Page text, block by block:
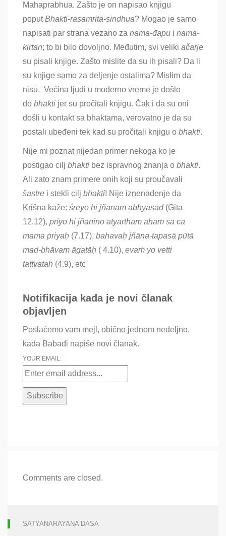
Mahaprabhua. Zašto je on napisao knjigu
poput Bhakti-rasamrita-sindhua? Mogao je samo
napisati par strana vezano za nama-đapu i nama-
kirtan; to bi bilo dovoljno. Međutim, svi veliki ačarje
su pisali knjige. Zašto mislite da su ih pisali? Da li
su knjige samo za deljenje ostalima? Mislim da
nisu. Većina ljudi u moderno vreme je došlo
do bhakti jer su pročitali knjigu. Čak i da su oni
došli u kontakt sa bhaktama, verovatno je da su
postali ubeđeni tek kad su pročitali knjigu o bhakti.
Nije mi poznat nijedan primer nekoga ko je
postigao cilj bhakti bez ispravnog znanja o bhakti.
Ali zato znam primere onih koji su proučavali
šastre i stekli cilj bhakti! Nije iznenađenje da
Krišna kaže: śreyo hi jñānam abhyāsād (Gita
12.12), priyo hi jñānino atyartham ahaṁ sa ca
mama priyaḥ (7.17), bahavaḥ jñāna-tapasā pūtā
mad-bhāvam āgatāḥ ( 4.10), evaṁ yo vetti
tattvatah (4.9), etc
Notifikacija kada je novi članak
objavljen
Poslaćemo vam mejl, obično jednom nedeljno,
kada Babađi napiše novi članak.
YOUR EMAIL:
Comments are closed.
SATYANARAYANA DASA